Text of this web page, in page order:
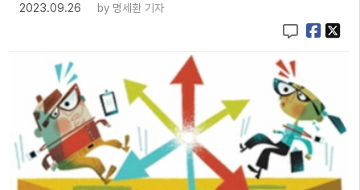
2023.09.26 by 명세환 기자